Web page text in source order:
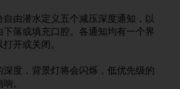
由潜水定义五个减压深度通知，以
落或填充口腔。各通知均有一个界
开或关闭。
深度，背景灯将会闪烁，低优先级的
。